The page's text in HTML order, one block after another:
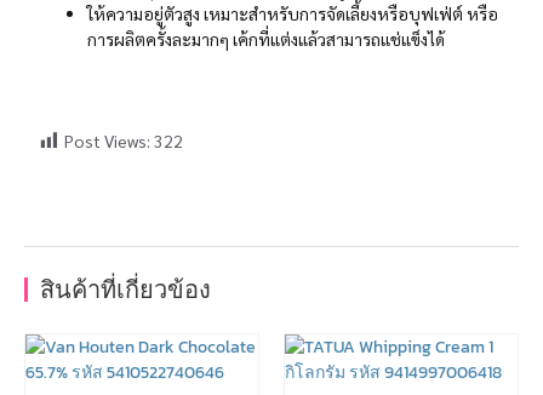
ให้ความอยู่ตัวสูง เหมาะสำหรับการจัดเลี้ยงหรือบุฟเฟ่ต์ หรือ
การผลิตครั้งละมากๆ เค้กที่แต่งแล้วสามารถแช่แข็งได้
Post Views: 322
สินค้าที่เกี่ยวข้อง